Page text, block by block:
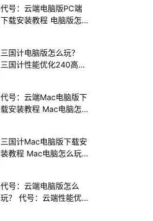
代号：云端电脑版PC端
下载安装教程 电脑版怎
三国计电脑版怎么玩？
三国计性能优化240高帧
代号：云端Mac电脑版下
载安装教程 Mac电脑怎
三国计Mac电脑版下载安
装教程 Mac电脑怎么玩
代号：云端电脑版怎么
玩？ 代号：云端性能优